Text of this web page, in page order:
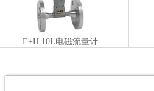
E+H 10L电磁流量计